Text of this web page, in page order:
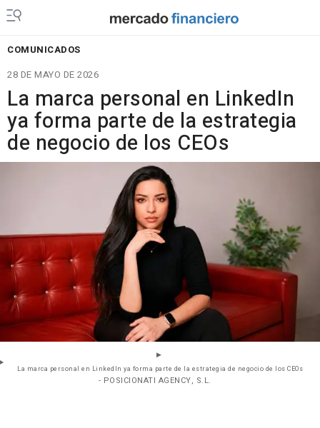
COMUNICADOS
28 DE MAYO DE 2026
La marca personal en LinkedIn
ya forma parte de la estrategia
de negocio de los CEOs
La marca personal en LinkedIn ya forma parte de la estrategia de negocio de los CEOs
- POSICIONATI AGENCY, S.L.